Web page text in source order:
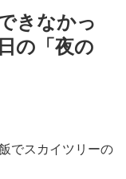
きなかっ
の「夜の
でスカイツリーの